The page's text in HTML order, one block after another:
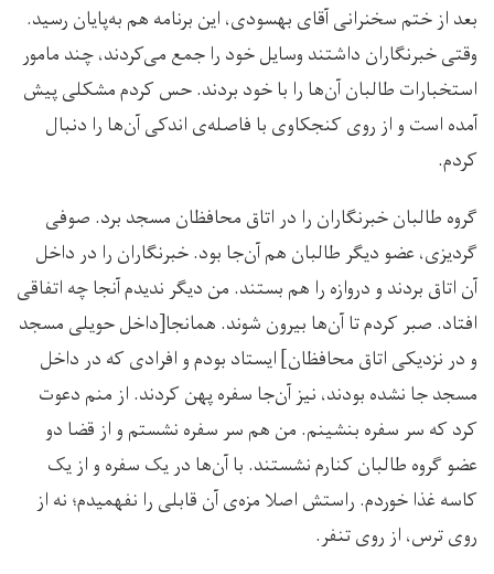
بعد از ختم سخنرانی آقای بهسودی، این برنامه هم به‌پایان رسید.
وقتی خبرنگاران داشتند وسایل خود را جمع می‌کردند، چند مامور
استخبارات طالبان آن‌ها را با خود بردند. حس کردم مشکلی پیش
آمده است و از روی کنجکاوی با فاصله‌ی اندکی آن‌ها را دنبال
کردم.
گروه طالبان خبرنگاران را در اتاق محافظان مسجد برد. صوفی
گردیزی، عضو دیگر طالبان هم آن‌جا بود. خبرنگاران را در داخل
آن اتاق بردند و دروازه‌ را هم بستند. من دیگر ندیدم آنجا چه اتفاقی
افتاد. صبر کردم تا آن‌ها بیرون شوند. همانجا[داخل حویلی مسجد
و در نزدیکی اتاق محافظان] ایستاد بودم و افرادی‌ که در داخل
مسجد جا نشده بودند، نیز آن‌جا سفره پهن کردند. از منم دعوت
کرد که سر سفره بنشینم. من هم سر سفره نشستم و از قضا دو
عضو گروه طالبان کنارم نشستند. با آن‌ها در یک سفره و از یک
کاسه غذا خوردم. راستش اصلا مزه‌ی آن قابلی را نفهمیدم؛ نه از
روی ترس، از روی تنفر.